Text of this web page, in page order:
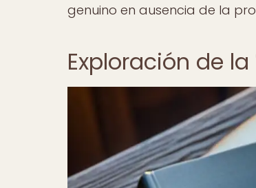
genuino en ausencia de la
Exploración de la